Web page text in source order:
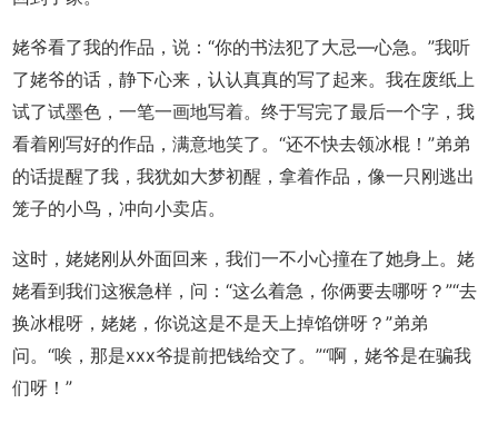
姥爷看了我的作品，说：“你的书法犯了大忌—心急。”我听
了姥爷的话，静下心来，认认真真的写了起来。我在废纸上
试了试墨色，一笔一画地写着。终于写完了最后一个字，我
看着刚写好的作品，满意地笑了。“还不快去领冰棍！”弟弟
的话提醒了我，我犹如大梦初醒，拿着作品，像一只刚逃出
笼子的小鸟，冲向小卖店。
这时，姥姥刚从外面回来，我们一不小心撞在了她身上。姥
姥看到我们这猴急样，问：“这么着急，你俩要去哪呀？”“去
换冰棍呀，姥姥，你说这是不是天上掉馅饼呀？”弟弟
问。“唉，那是xxx爷提前把钱给交了。”“啊，姥爷是在骗我
们呀！”